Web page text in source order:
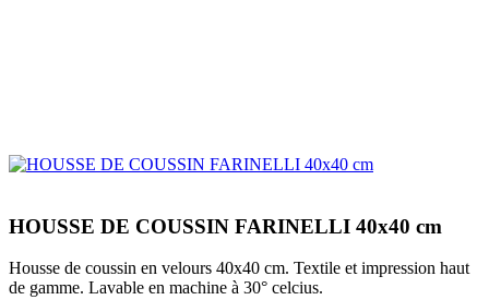
HOUSSE DE COUSSIN FARINELLI 40x40 cm
Housse de coussin en velours 40x40 cm. Textile et impression haut
de gamme. Lavable en machine à 30° celcius.